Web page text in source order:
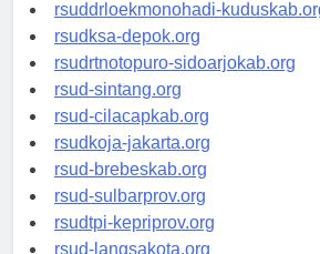
rsuddrloekmonohadi-kuduskab.org
rsudksa-depok.org
rsudrtnotopuro-sidoarjokab.org
rsud-sintang.org
rsud-cilacapkab.org
rsudkoja-jakarta.org
rsud-brebeskab.org
rsud-sulbarprov.org
rsudtpi-kepriprov.org